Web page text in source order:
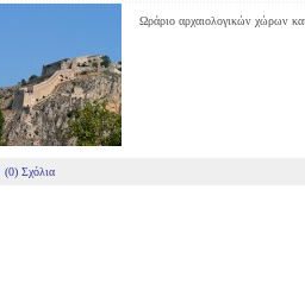
Ωράριο αρχαιολογικών χώρων
(0) Σχόλια